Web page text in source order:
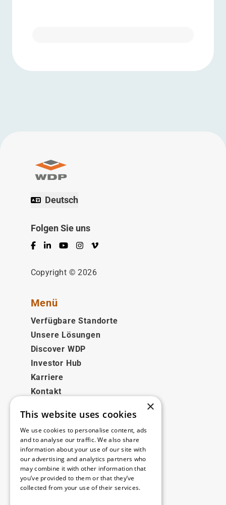
Deutsch
Folgen Sie uns
Facebook
LinkedInYouTubeInstagram
Vimeo
Copyright © 2026
Menü
Verfügbare Standorte
Unsere Lösungen
Discover WDP
Investor Hub
Karriere
Kontakt
Rechtliches
Disclaimer
Privacy policy
Cookie policy
×
This website uses cookies
We use cookies to personalise content, ads
and to analyse our traffic. We also share
information about your use of our site with
our advertising and analytics partners who
may combine it with other information that
you’ve provided to them or that they’ve
collected from your use of their services.